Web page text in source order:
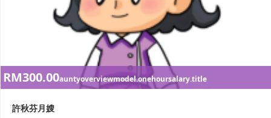
RM300.00auntyoverviewmodel.onehoursalary.title
許秋芬月嫂